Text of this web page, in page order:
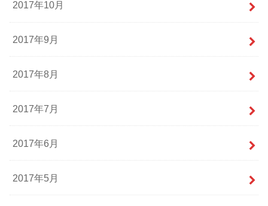
2017年10月
2017年9月
2017年8月
2017年7月
2017年6月
2017年5月